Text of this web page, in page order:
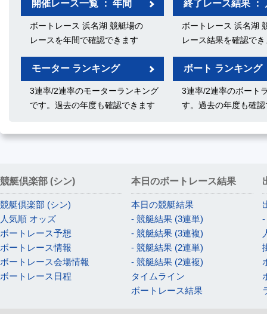
開催レース一覧 ： 年間
ボートレース 浜名湖 競艇場の
レースを年間で確認できます
終了レース結果 ：
ボートレース 浜名湖
レース結果を確認で
モーター ランキング
3連率/2連率のモーターランキング
です。過去の年度も確認できます
ボート ランキング
3連率/2連率のボート
す。過去の年度も確
競艇倶楽部 (シン)
競艇倶楽部 (シン)
人気順 オッズ
ボートレース予想
ボートレース情報
ボートレース会場情報
ボートレース日程
本日のボートレース結果
本日の競艇結果
- 競艇結果 (3連単)
- 競艇結果 (3連複)
- 競艇結果 (2連単)
- 競艇結果 (2連複)
タイムライン
ボートレース結果
-